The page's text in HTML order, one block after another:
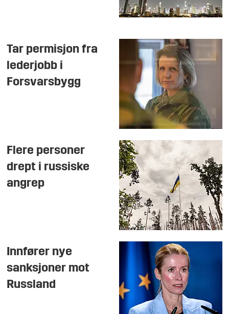
Tar permisjon fra
lederjobb i
Forsvarsbygg
Flere personer
drept i russiske
angrep
Innfører nye
sanksjoner mot
Russland